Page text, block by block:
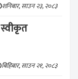
शनिबार, साउन २३, २०८३
बिहिबार, साउन २१, २०८३